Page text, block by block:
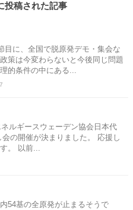
投稿された記事
に、全国で脱原発デモ・集会な
策は今変わらないと今後同じ問題
的条件の中にある...
ルギースウェーデン協会日本代
の開催が決まりました。 応援し
。 以前...
54基の全原発が止まるそうで